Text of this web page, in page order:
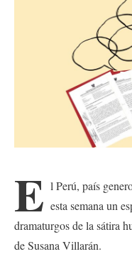
E l Perú, país
esta semana un
dramaturgos de la sátira
de Susana Villarán.